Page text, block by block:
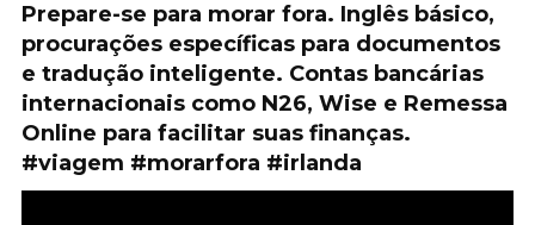
Prepare-se para morar fora. Inglês básico,
procurações específicas para documentos
e tradução inteligente. Contas bancárias
internacionais como N26, Wise e Remessa
Online para facilitar suas finanças.
#viagem #morarfora #irlanda